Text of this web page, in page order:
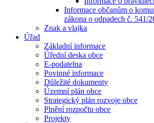
Informace občanům o
zákona o odpadech č. 541/
Znak a vlajka
Úřad
Základní informace
Úřední deska obce
E-podatelna
Povinné informace
Důležité dokumenty
Územní plán obce
Strategický plán rozvoje obce
Plnění rozpočtu obce
Projekty